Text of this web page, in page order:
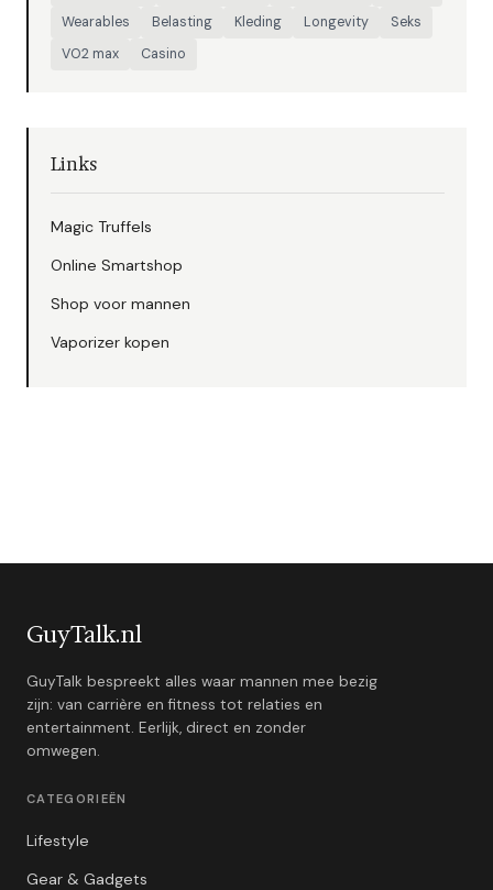
Wearables
Belasting Kleding Longevity
Seks
VO2 max
Casino
Links
Magic Truffels
Online Smartshop
Shop voor mannen
Vaporizer kopen
GuyTalk.nl
GuyTalk bespreekt alles waar mannen mee bezig
zijn: van carrière en fitness tot relaties en
entertainment. Eerlijk, direct en zonder
omwegen.
CATEGORIEËN
Lifestyle
Gear & Gadgets